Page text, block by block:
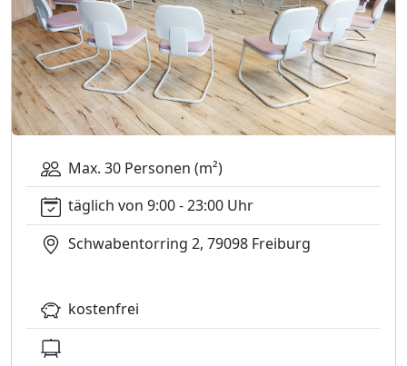
Max. 30 Personen (m²)
täglich von 9:00 - 23:00 Uhr
Schwabentorring 2, 79098 Freiburg
kostenfrei